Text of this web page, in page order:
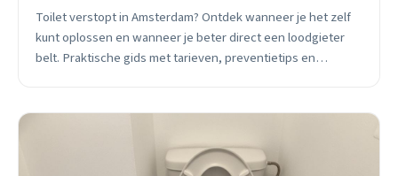
Toilet verstopt in Amsterdam? Ontdek wanneer je het zelf
kunt oplossen en wanneer je beter direct een loodgieter
belt. Praktische gids met tarieven, preventietips en